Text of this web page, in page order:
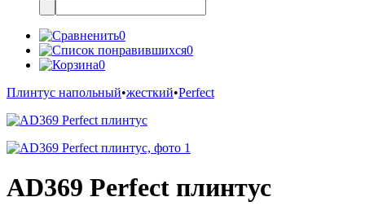
0
0
0
Плинтус напольный•жесткий•Perfect
AD369 Perfect плинтус